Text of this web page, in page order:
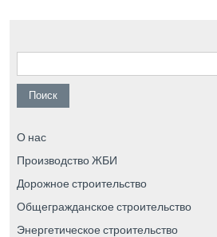
Найти:
О нас
Производство ЖБИ
Дорожное строительство
Общегражданское строительство
Энергетическое строительство